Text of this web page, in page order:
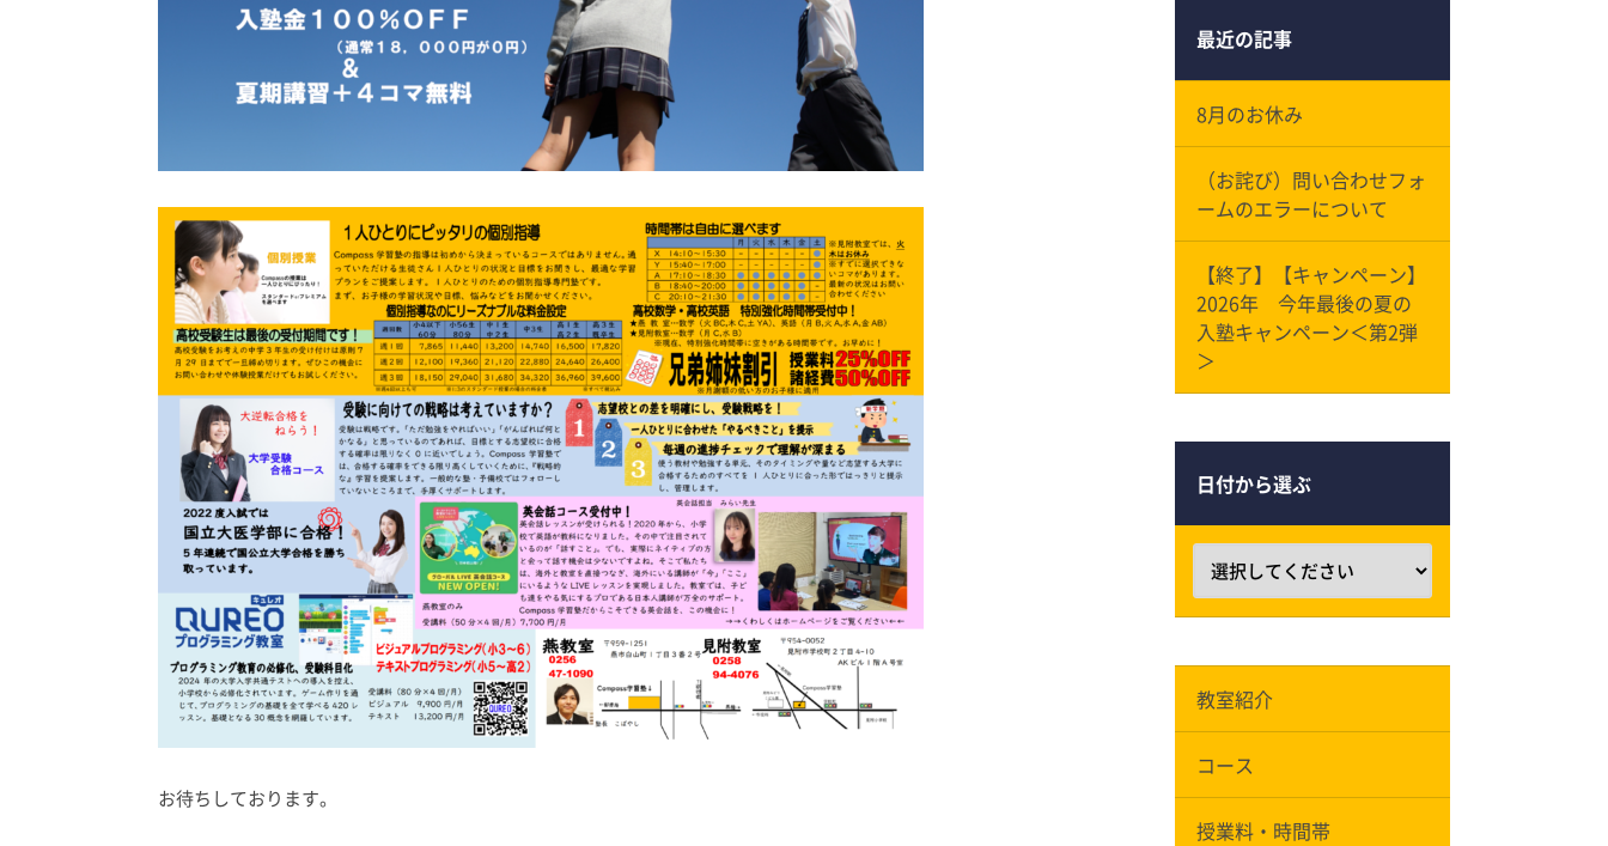
お待ちしております。
最近の記事
8月のお休み
（お詫び）問い合わせフォ
ームのエラーについて
【終了】【キャンペーン】
2026年 今年最後の夏の
入塾キャンペーン＜第2弾
＞
日付から選ぶ
教室紹介
コース
授業料・時間帯